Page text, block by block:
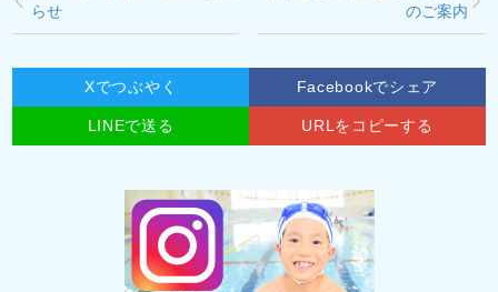
らせ
のご案内
Xでつぶやく Facebookでシェア
LINEで送る URLをコピーする